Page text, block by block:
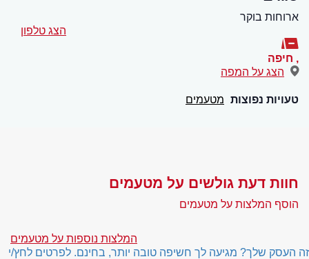
ארוחות בוקר
הצג טלפון
, חיפה
הצג על המפה
טעויות נפוצות מטעמים
חוות דעת גולשים על מטעמים
הוסף המלצות על מטעמים
המלצות נוספות על מטעמים
זה העסק שלך? מגיעה לך חשיפה טובה יותר, בחינם. לפרטים לחץ/י